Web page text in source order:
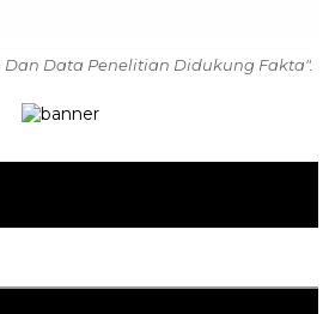
Data Penelitian Didukung Fakta".